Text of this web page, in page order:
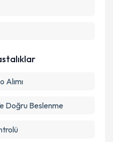
Alımı
Doğru Beslenme